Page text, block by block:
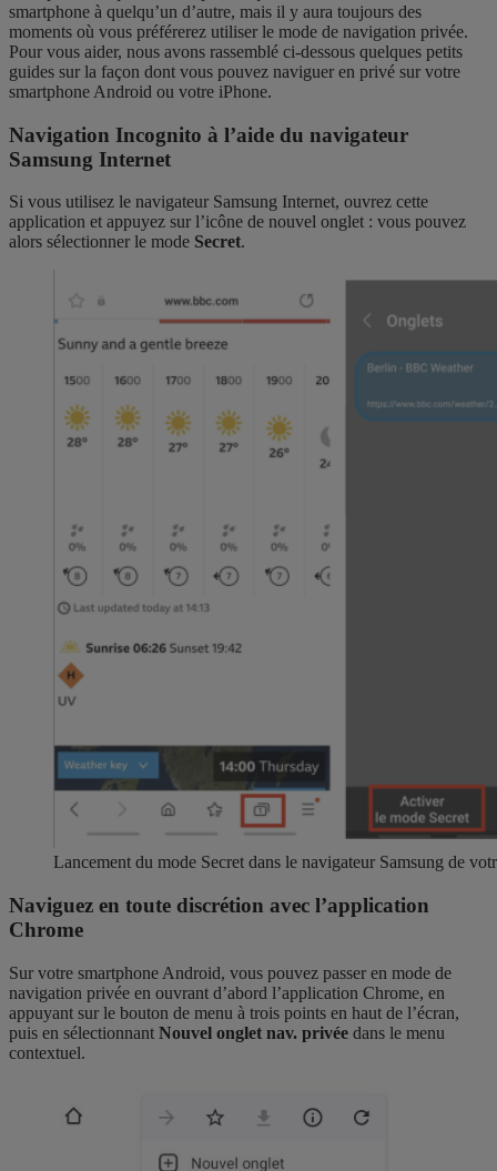
smartphone à quelqu’un d’autre, mais il y aura toujours des
moments où vous préférerez utiliser le mode de navigation privée.
Pour vous aider, nous avons rassemblé ci-dessous quelques petits
guides sur la façon dont vous pouvez naviguer en privé sur votre
smartphone Android ou votre iPhone.
Navigation Incognito à l’aide du navigateur
Samsung Internet
Si vous utilisez le navigateur Samsung Internet, ouvrez cette
application et appuyez sur l’icône de nouvel onglet : vous pouvez
alors sélectionner le mode Secret.
Lancement du mode Secret dans le navigateur Samsung de
Naviguez en toute discrétion avec l’application
Chrome
Sur votre smartphone Android, vous pouvez passer en mode de
navigation privée en ouvrant d’abord l’application Chrome, en
appuyant sur le bouton de menu à trois points en haut de l’écran,
puis en sélectionnant Nouvel onglet nav. privée dans le menu
contextuel.